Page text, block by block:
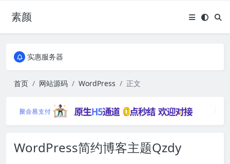
素颜全国免费包邮流量卡
实惠服务器
实惠服务器
首页 网站源码 WordPress 正文
WordPress简约博客主题Qzdy